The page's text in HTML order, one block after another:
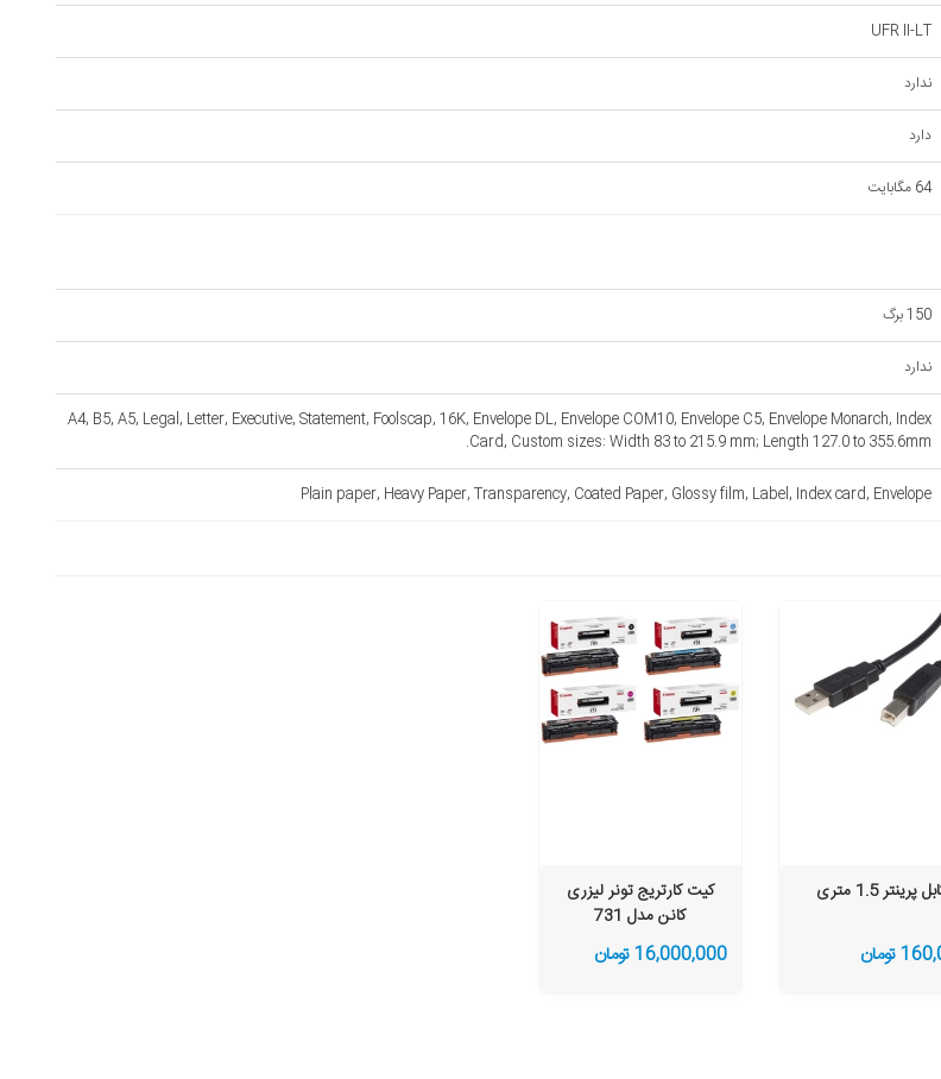
UFR II-LT
ندارد
دارد
64 مگابايت
150 برگ
ندارد
A4, B5, A5, Legal, Letter, Executive, Statement, Foolscap, 16K, Envelope DL, Envelope COM10, Envelope C5, Envelope Monarch, Index
Card, Custom sizes: Width 83 to 215.9 mm; Length 127.0 to 355.6mm.
Plain paper, Heavy Paper, Transparency, Coated Paper, Glossy film, Label, Index card, Envelope
پرینتر 1.5 متری
تومان
کیت کارتریج تونر لیزری
کانن مدل 731
16,000,000 تومان